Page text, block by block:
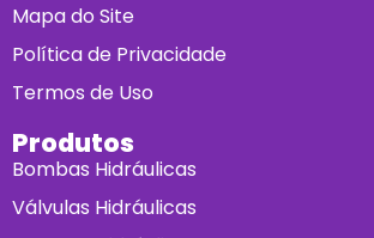
Mapa do Site
Política de Privacidade
Termos de Uso
Produtos
Bombas Hidráulicas
Válvulas Hidráulicas